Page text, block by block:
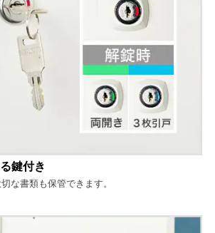
鍵付き
な書類も保管できます。